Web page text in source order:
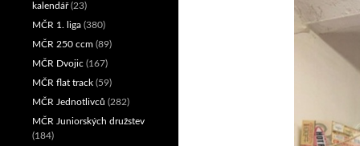
kalendář(23)
MČR 1. liga (380)
MČR 250 ccm (89)
MČR Dvojic (167)
MČR flat track (59)
MČR Jednotlivců (282)
MČR Juniorských družstev
(184)